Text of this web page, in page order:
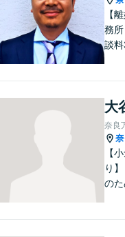
【
務
談料
問
す
ご
大
奈良
【
り
の